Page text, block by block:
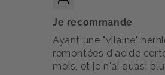
Je recommande
Ayant une "vilaine"
remontées d'acide
mois, et je n'ai quasi